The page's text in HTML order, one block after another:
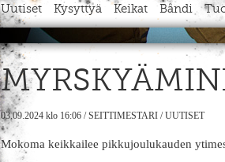
Uutiset Kysyttyä Keikat Bändi
03.09.2024 klo 16:06 /SEITTIMESTARI /UUTISET
Mokoma keikkailee pikkujoulukauden